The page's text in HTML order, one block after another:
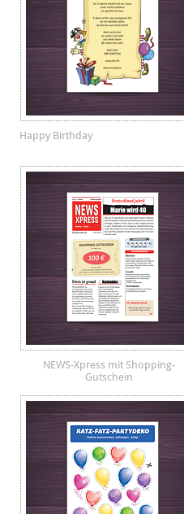
Happy Birthday
NEWS-Xpress mit Shopping-
Gutschein